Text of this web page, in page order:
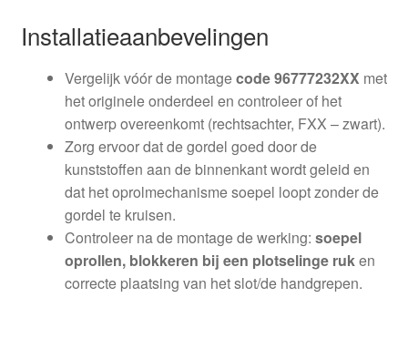
Installatieaanbevelingen
Vergelijk vóór de montagecode 96777232XX met
het originele onderdeel en controleer of het
ontwerp overeenkomt (rechtsachter, FXX – zwart).
Zorg ervoor dat de gordel goed door de
kunststoffen aan de binnenkant wordt geleid en
dat het oprolmechanisme soepel loopt zonder de
gordel te kruisen.
Controleer na de montage de werking: soepel
oprollen, blokkeren bij een plotselinge ruken
correcte plaatsing van het slot/de handgrepen.